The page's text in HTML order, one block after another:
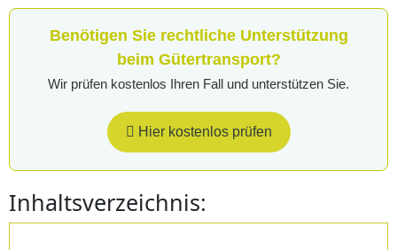
Benötigen Sie rechtliche Unterstützung
beim Gütertransport?
Wir prüfen kostenlos Ihren Fall und unterstützen Sie.
Hier kostenlos prüfen
Inhaltsverzeichnis: